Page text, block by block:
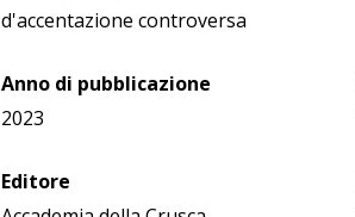
d'accentazione controversa
Anno di pubblicazione
2023
Editore